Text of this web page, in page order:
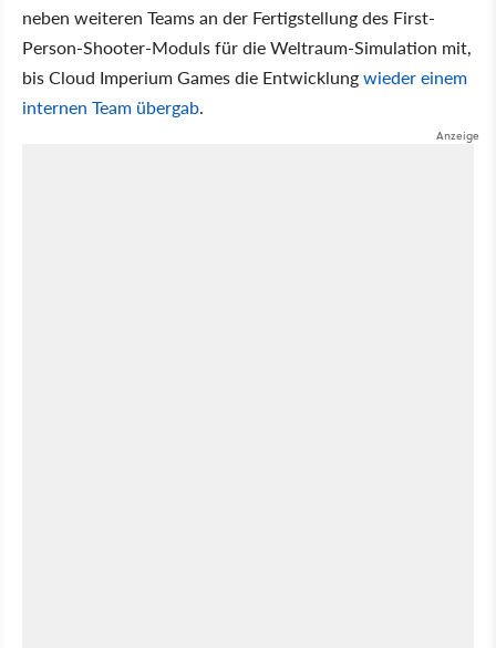
neben weiteren Teams an der Fertigstellung des First-
Person-Shooter-Moduls für die Weltraum-Simulation mit,
bis Cloud Imperium Games die Entwicklungwieder einem
internen Team übergab.